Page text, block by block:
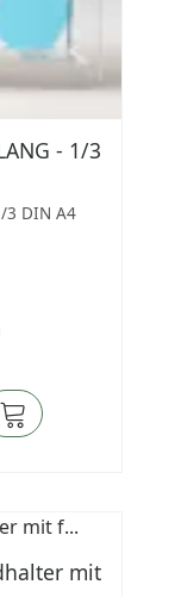
- 1/3
3 DIN A4
mit